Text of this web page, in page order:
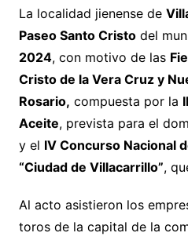
La localidad jienense de
Paseo Santo Cristodel
2024, con motivo de las
Cristo de la Vera Cruz y
Rosario, compuesta por la
Aceite, prevista para el
y el IV Concurso Nacional
“Ciudad de Villacarrillo”,
Al acto asistieron los
toros de la capital de la